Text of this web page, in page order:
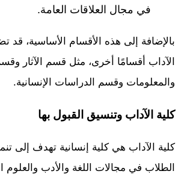
في مجال العلاقات العامة.
بالإضافة إلى هذه الأقسام الأساسية، قد
الآداب أقسامًا أخرى، مثل قسم الآثار
والمعلومات وقسم الدراسات الإنسانية.
كلية الآداب وتنسيق القبول بها
كلية الآداب هي كلية إنسانية تهدف إلى
الطلاب في مجالات اللغة والأدب والعلوم